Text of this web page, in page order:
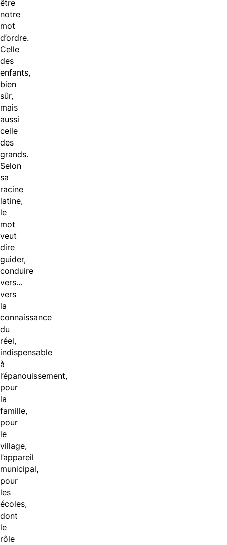
être
notre
mot
d’ordre.
Celle
des
enfants,
bien
sûr,
mais
aussi
celle
des
grands.
Selon
sa
racine
latine,
le
mot
veut
dire
guider,
conduire
vers…
vers
la
connaissance
du
réel,
indispensable
à
l’épanouissement,
pour
la
famille,
pour
le
village,
l’appareil
municipal,
pour
les
écoles,
dont
le
rôle